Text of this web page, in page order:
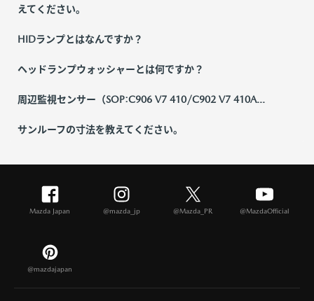
えてください。
HIDランプとはなんですか？
ヘッドランプウォッシャーとは何ですか？
周辺監視センサー（SOP:C906 V7 410/C902 V7 410A...
サンルーフの寸法を教えてください。
Mazda Japan @mazda_jp @Mazda_PR @MazdaOfficial
@mazdajapan